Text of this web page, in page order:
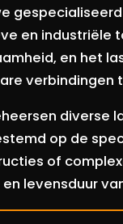
en industriële
en het
verbindingen
diverse
op de
of
levensduur